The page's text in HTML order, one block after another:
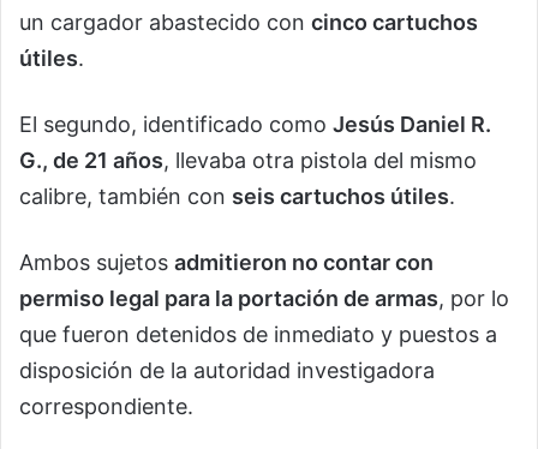
un cargador abastecido con cinco cartuchos
útiles.
El segundo, identificado como Jesús Daniel R.
G., de 21 años, llevaba otra pistola del mismo
calibre, también con seis cartuchos útiles.
Ambos sujetos admitieron no contar con
permiso legal para la portación de armas, por lo
que fueron detenidos de inmediato y puestos a
disposición de la autoridad investigadora
correspondiente.